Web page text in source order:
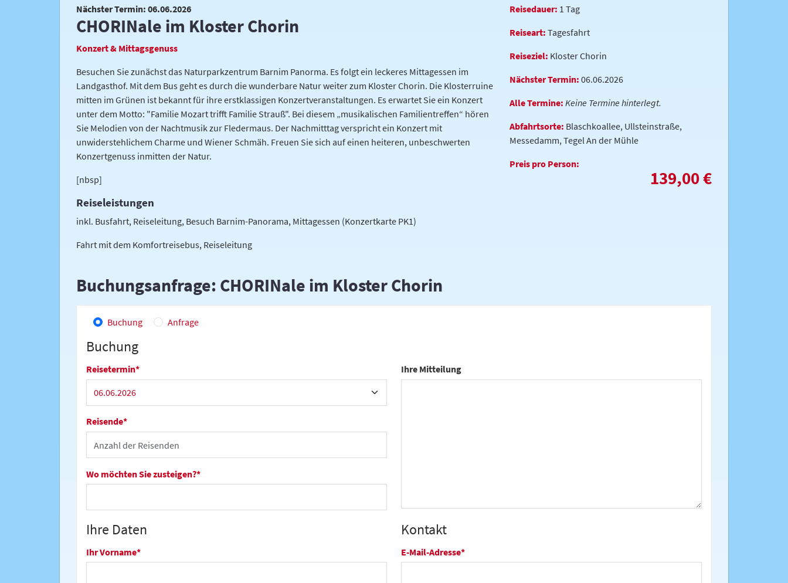
Nächster Termin: 06.06.2026
CHORINale im Kloster Chorin
Konzert & Mittagsgenuss
Besuchen Sie zunächst das Naturparkzentrum Barnim Panorma. Es folgt ein leckeres Mittagessen im
Landgasthof. Mit dem Bus geht es durch die wunderbare Natur weiter zum Kloster Chorin. Die Klosterruine
mitten im Grünen ist bekannt für ihre erstklassigen Konzertveranstaltungen. Es erwartet Sie ein Konzert
unter dem Motto: "Familie Mozart trifft Familie Strauß". Bei diesem „musikalischen Familientreffen“ hören
Sie Melodien von der Nachtmusik zur Fledermaus. Der Nachmitttag verspricht ein Konzert mit
unwiderstehlichem Charme und Wiener Schmäh. Freuen Sie sich auf einen heiteren, unbeschwerten
Konzertgenuss inmitten der Natur.
[nbsp]
Reiseleistungen
inkl. Busfahrt, Reiseleitung, Besuch Barnim-Panorama, Mittagessen (Konzertkarte PK1)
Fahrt mit dem Komfortreisebus, Reiseleitung
Reisedauer: 1 Tag
Reiseart: Tagesfahrt
Reiseziel: Kloster Chorin
Nächster Termin: 06.06.2026
Alle Termine: Keine Termine hinterlegt.
Abfahrtsorte: Blaschkoallee, Ullsteinstraße,
Messedamm, Tegel An der Mühle
Preis pro Person:
139,00 €
Buchungsanfrage: CHORINale im Kloster Chorin
Buchung Anfrage
Buchung
Reisetermin*
Reisende*
Wo möchten Sie zusteigen?*
Ihre Mitteilung
Ihre Daten
Ihr Vorname*
Kontakt
E-Mail-Adresse*